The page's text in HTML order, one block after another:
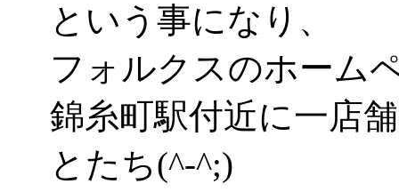
という事になり、
フォルクスのホーム
錦糸町駅付近に一店
とたち(^-^;)